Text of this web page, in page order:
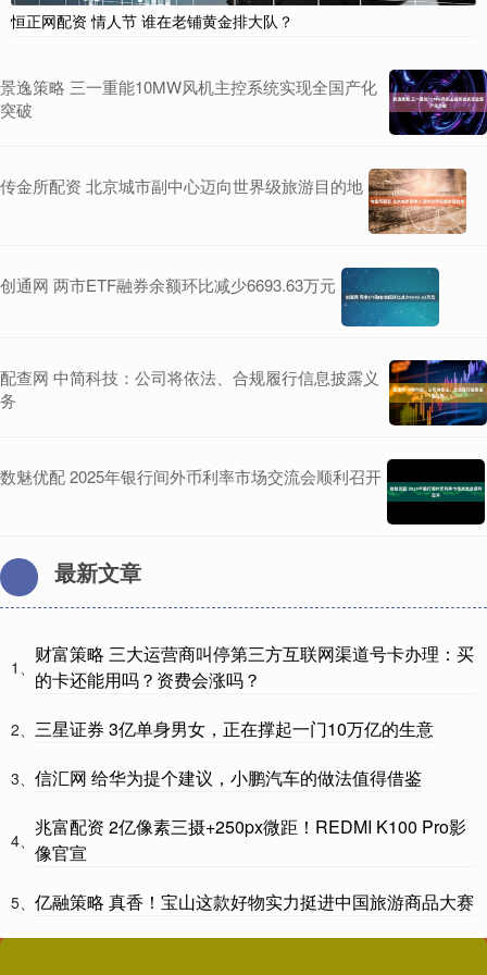
恒正网配资 情人节 谁在老铺黄金排大队？
景逸策略 三一重能10MW风机主控系统实现全国产化
突破
传金所配资 北京城市副中心迈向世界级旅游目的地
创通网 两市ETF融券余额环比减少6693.63万元
配查网 中简科技：公司将依法、合规履行信息披露义
务
数魅优配 2025年银行间外币利率市场交流会顺利召开
最新文章
1、
财富策略 三大运营商叫停第三方互联网渠道号卡办理：买
的卡还能用吗？资费会涨吗？
2、 三星证券 3亿单身男女，正在撑起一门10万亿的生意
3、 信汇网 给华为提个建议，小鹏汽车的做法值得借鉴
4、
兆富配资 2亿像素三摄+250px微距！REDMI K100 Pro影
像官宣
5、 亿融策略 真香！宝山这款好物实力挺进中国旅游商品大赛